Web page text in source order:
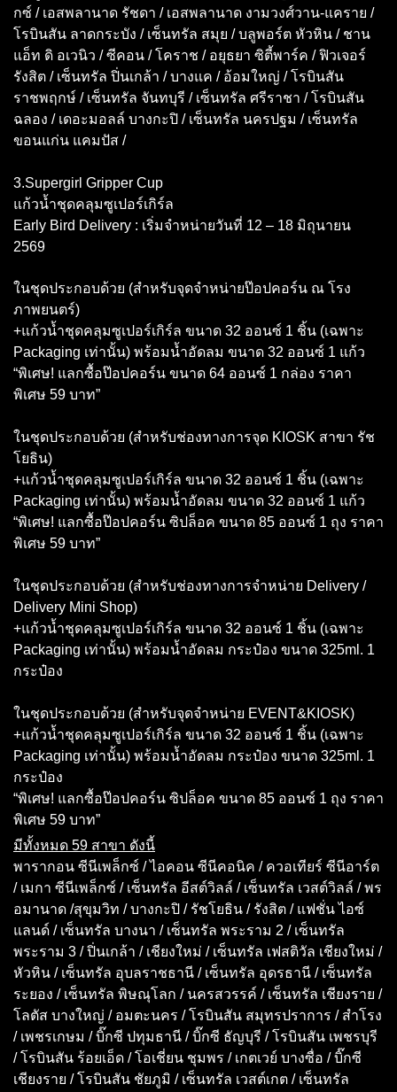
กซ์ / เอสพลานาด รัชดา / เอสพลานาด งามวงศ์วาน-แคราย /
โรบินสัน ลาดกระบัง / เซ็นทรัล สมุย / บลูพอร์ต หัวหิน / ชาน
แอ็ท ดิ อเวนิว / ซีคอน / โคราช / อยุธยา ซิตี้พาร์ค / ฟิวเจอร์
รังสิต / เซ็นทรัล ปิ่นเกล้า / บางแค / อ้อมใหญ่ / โรบินสัน
ราชพฤกษ์ / เซ็นทรัล จันทบุรี / เซ็นทรัล ศรีราชา / โรบินสัน
ฉลอง / เดอะมอลล์ บางกะปิ / เซ็นทรัล นครปฐม / เซ็นทรัล
ขอนแก่น แคมปัส /
3.Supergirl Gripper Cup
แก้วน้ำชุดคลุมซูเปอร์เกิร์ล
Early Bird Delivery : เริ่มจำหน่ายวันที่ 12 – 18 มิถุนายน
2569
ในชุดประกอบด้วย (สำหรับจุดจำหน่ายป๊อปคอร์น ณ โรง
ภาพยนตร์)
+แก้วน้ำชุดคลุมซูเปอร์เกิร์ล ขนาด 32 ออนซ์ 1 ชิ้น (เฉพาะ
Packaging เท่านั้น) พร้อมน้ำอัดลม ขนาด 32 ออนซ์ 1 แก้ว
“พิเศษ! แลกซื้อป๊อปคอร์น ขนาด 64 ออนซ์ 1 กล่อง ราคา
พิเศษ 59 บาท”
ในชุดประกอบด้วย (สำหรับช่องทางการจุด KIOSK สาขา รัช
โยธิน)
+แก้วน้ำชุดคลุมซูเปอร์เกิร์ล ขนาด 32 ออนซ์ 1 ชิ้น (เฉพาะ
Packaging เท่านั้น) พร้อมน้ำอัดลม ขนาด 32 ออนซ์ 1 แก้ว
“พิเศษ! แลกซื้อป๊อปคอร์น ซิปล็อค ขนาด 85 ออนซ์ 1 ถุง ราคา
พิเศษ 59 บาท”
ในชุดประกอบด้วย (สำหรับช่องทางการจำหน่าย Delivery /
Delivery Mini Shop)
+แก้วน้ำชุดคลุมซูเปอร์เกิร์ล ขนาด 32 ออนซ์ 1 ชิ้น (เฉพาะ
Packaging เท่านั้น) พร้อมน้ำอัดลม กระป๋อง ขนาด 325ml. 1
กระป๋อง
ในชุดประกอบด้วย (สำหรับจุดจำหน่าย EVENT&KIOSK)
+แก้วน้ำชุดคลุมซูเปอร์เกิร์ล ขนาด 32 ออนซ์ 1 ชิ้น (เฉพาะ
Packaging เท่านั้น) พร้อมน้ำอัดลม กระป๋อง ขนาด 325ml. 1
กระป๋อง
“พิเศษ! แลกซื้อป๊อปคอร์น ซิปล็อค ขนาด 85 ออนซ์ 1 ถุง ราคา
พิเศษ 59 บาท”
มีทั้งหมด 59 สาขา ดังนี้
พารากอน ซีนีเพล็กซ์ / ไอคอน ซีนีคอนิค / ควอเทียร์ ซีนีอาร์ต
/ เมกา ซีนีเพล็กซ์ / เซ็นทรัล อีสต์วิลล์ / เซ็นทรัล เวสต์วิลล์ / พร
อมานาด /สุขุมวิท / บางกะปิ / รัชโยธิน / รังสิต / แฟชั่น ไอซ์
แลนด์ / เซ็นทรัล บางนา / เซ็นทรัล พระราม 2 / เซ็นทรัล
พระราม 3 / ปิ่นเกล้า / เชียงใหม่ / เซ็นทรัล เฟสติวัล เชียงใหม่ /
หัวหิน / เซ็นทรัล อุบลราชธานี / เซ็นทรัล อุดรธานี / เซ็นทรัล
ระยอง / เซ็นทรัล พิษณุโลก / นครสวรรค์ / เซ็นทรัล เชียงราย /
โลตัส บางใหญ่ / อมตะนคร / โรบินสัน สมุทรปราการ / สำโรง
/ เพชรเกษม / บิ๊กซี ปทุมธานี / บิ๊กซี ธัญบุรี / โรบินสัน เพชรบุรี
/ โรบินสัน ร้อยเอ็ด / โอเชี่ยน ชุมพร / เกตเวย์ บางซื่อ / บิ๊กซี
เชียงราย / โรบินสัน ชัยภูมิ / เซ็นทรัล เวสต์เกต / เซ็นทรัล